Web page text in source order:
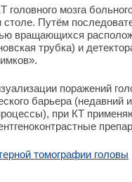
головного мозга
Путём
вращающихся
трубка) и
поражений
барьера
при КТ
томографии головы